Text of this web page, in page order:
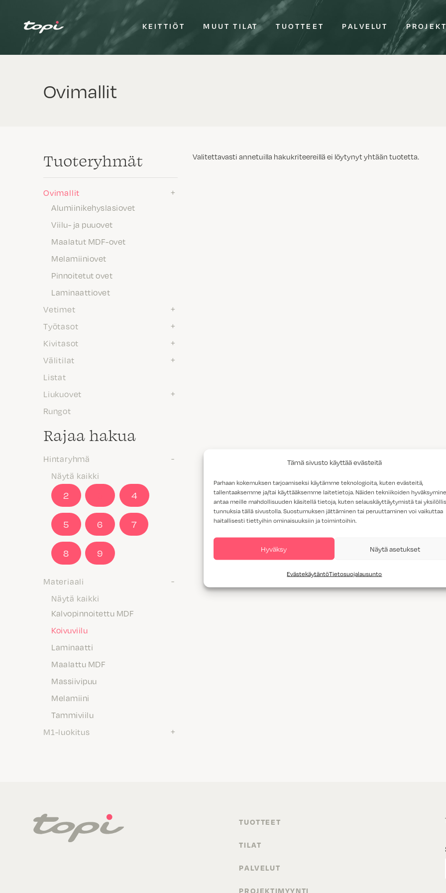
Tämä sivusto käyttää evästeitä
Parhaan kokemuksen tarjoamiseksi käytämme teknologioita, kuten evästeitä,
tallentaaksemme ja/tai käyttääksemme laitetietoja. Näiden tekniikoiden
antaa meille mahdollisuuden käsitellä tietoja, kuten selauskäyttäytymistä tai
tunnuksia tällä sivustolla. Suostumuksen jättäminen tai peruuttaminen voi vaikuttaa
haitallisesti tiettyihin ominaisuuksiin ja toimintoihin.
Hyväksy Näytä asetukset
EvästekäytäntöTietosuojalausunto
KEITTIÖT MUUT TILAT TUOTTEET PALVELUT
Ovimallit
Tuote­ryhmät
Ovimallit
Alumiinikehyslasiovet
Viilu- ja puuovet
Maalatut MDF-ovet
Melamiiniovet
Pinnoitetut ovet
Laminaattiovet
Vetimet
Työtasot
Kivitasot
Välitilat
Listat
Liukuovet
Rungot
Rajaa hakua
Hintaryhmä
Näytä kaikki
2 4
5 6 7
8 9
Materiaali
Näytä kaikki
Kalvopinnoitettu MDF
Koivuviilu
Laminaatti
Maalattu MDF
Massiivipuu
Melamiini
Tammiviilu
M1-luokitus
Valitettavasti annetuilla hakukriteereillä ei löytynyt yhtään tuotetta.
TUOTTEET
TILAT
PALVELUT
PROJEKTIMYYNTI